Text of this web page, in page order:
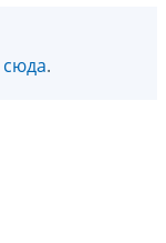
сюда.